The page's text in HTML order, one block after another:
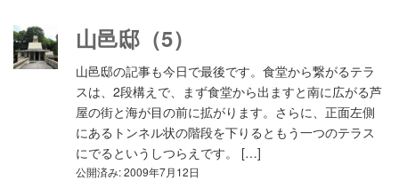
山邑邸（5）
山邑邸の記事も今日で最後です。食堂から繋がるテラ
スは、2段構えで、まず食堂から出ますと南に広がる芦
屋の街と海が目の前に拡がります。さらに、正面左側
にあるトンネル状の階段を下りるともう一つのテラス
にでるというしつらえです。 […]
公開済み: 2009年7月12日